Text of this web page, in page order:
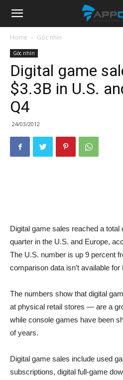
Appota
News
Home Góc nhìn
Góc nhìn
Digital game
$3.3B in U.S.
Q4
24/03/2012
Digital game sales reached a total
quarter in the U.S. and Europe,
The U.S. number is up 9 percent
comparison data isn’t available for
The numbers show that digital
at physical retail stores — are a
while console games have been
of years.
Digital game sales include used
subscriptions, digital full-game